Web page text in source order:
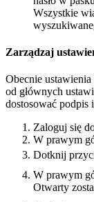
Wszystkie
Zarządzaj
Obecnie
od głównych
dostosować podpis
Zaloguj się
W prawym
Dotknij
W prawym
Otwarty